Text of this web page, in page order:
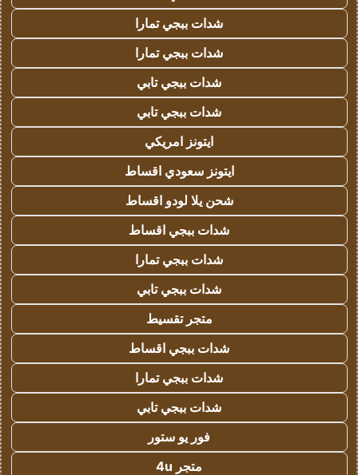
شدات ببجي تمارا
شدات ببجي تمارا
شدات ببجي تابي
شدات ببجي تابي
ايتونز امريكي
ايتونز سعودي اقساط
شحن يلا لودو اقساط
شدات ببجي اقساط
شدات ببجي تمارا
شدات ببجي تابي
متجر تقسيط
شدات ببجي اقساط
شدات ببجي تمارا
شدات ببجي تابي
فور يو ستور
متجر 4u